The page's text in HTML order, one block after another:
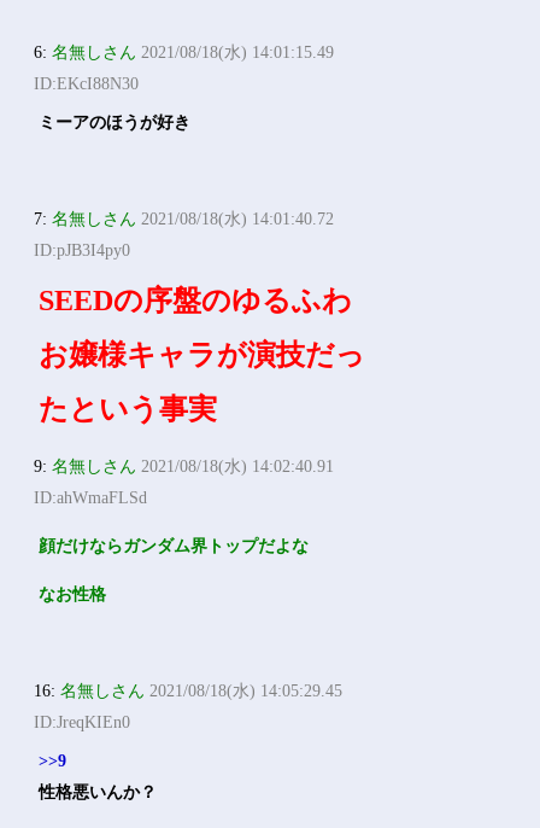
6:名無しさん 2021/08/18(水) 14:01:15.49
ID:EKcI88N30
ミーアのほうが好き
7:名無しさん 2021/08/18(水) 14:01:40.72
ID:pJB3I4py0
SEEDの序盤のゆるふわ
お嬢様キャラが演技だっ
たという事実
9:名無しさん 2021/08/18(水) 14:02:40.91
ID:ahWmaFLSd
顔だけならガンダム界トップだよな
なお性格
16:名無しさん 2021/08/18(水) 14:05:29.45
ID:JreqKIEn0
>>9
性格悪いんか？